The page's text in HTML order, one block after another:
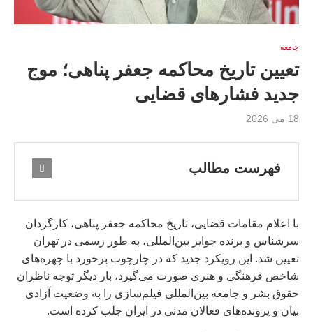
جامعه
تعیین تاریخ محاکمه جعفر پناهی؛ موج
جدید فشارهای قضایی
18 می 2026
فهرست مطالب
با اعلام مقامات قضایی، تاریخ محاکمه جعفر پناهی، کارگردان
سرشناس و برنده جوایز بین‌المللی، به طور رسمی در تهران
تعیین شد. این رویکرد جدید که در چارچوب برخورد با چهره‌های
شاخص فرهنگی و هنری صورت می‌گیرد، بار دیگر توجه ناظران
حقوق بشر و جامعه بین‌المللی فیلم‌سازی را به وضعیت آزادی
بیان و پرونده‌های فعالان مدنی در ایران جلب کرده است.